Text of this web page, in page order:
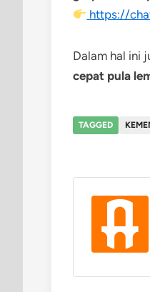
https://
Dalam hal ini
cepat pula
TAGGED